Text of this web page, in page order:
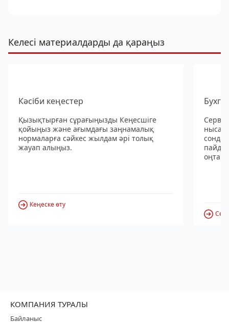
Келесі материалдарды да қараңыз
Кәсіби кеңестер
Қызықтырған сұрағыңызды Кеңесшіге
қойыңыз және ағымдағы заңнамалық
нормаларға сәйкес жылдам әрі толық
жауап алыңыз.
Кеңеске өту
КОМПАНИЯ ТУРАЛЫ
Байланыс